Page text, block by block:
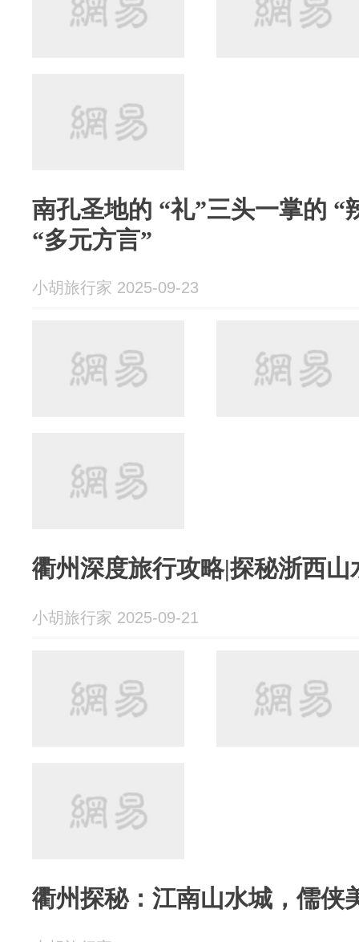
南孔圣地的 “礼”三头一掌的 “
“多元方言”
小胡旅行家 2025-09-23
衢州深度旅行攻略|探秘浙西山
小胡旅行家 2025-09-21
衢州探秘：江南山水城，儒侠